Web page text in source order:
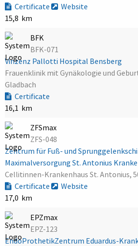
Certificate
Website
15,8 km
BFK
BFK-071
Vinzenz Pallotti Hospital Bensberg
Frauenklinik mit Gynäkologie und
Gladbach
Certificate
16,1 km
ZFSmax
ZFS-048
Zentrum für Fuß- und
Maximalversorgung St. Antonius
Cellitinnen-Krankenhaus St. Antonius,
Certificate
Website
17,0 km
EPZmax
EPZ-123
EndoProthetikZentrum Eduardus-